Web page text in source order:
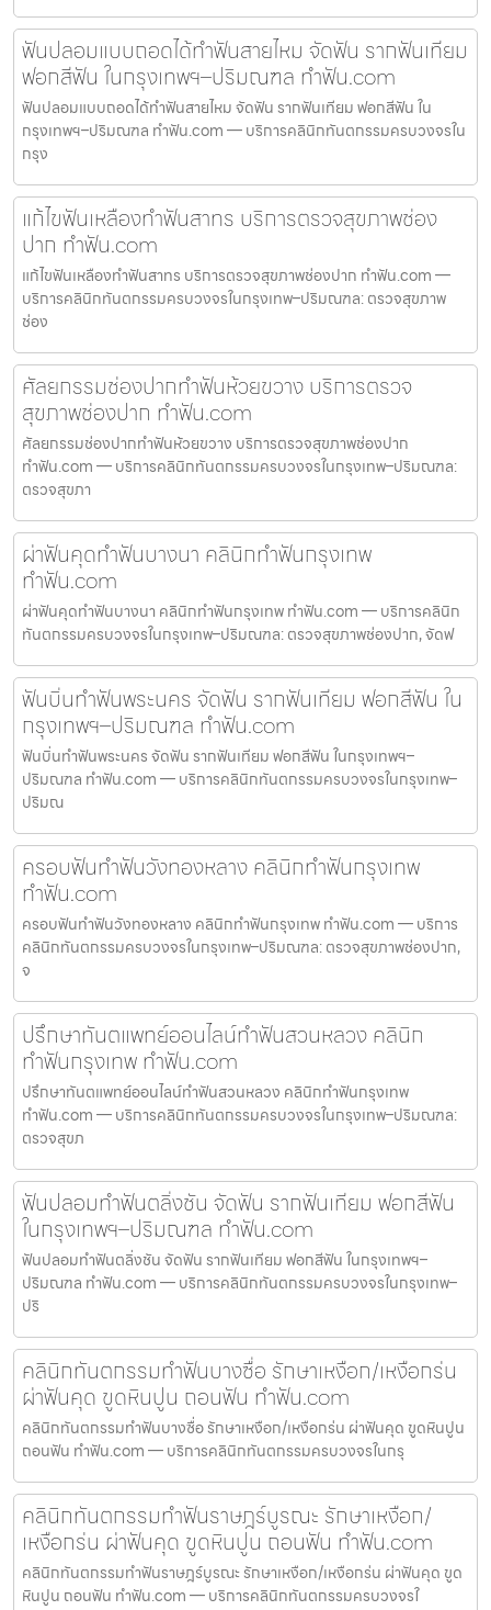
ฟันปลอมแบบถอดได้ทำฟันสายไหม จัดฟัน รากฟันเทียม
ฟอกสีฟัน ในกรุงเทพฯ–ปริมณฑล ทำฟัน.com
ฟันปลอมแบบถอดได้ทำฟันสายไหม จัดฟัน รากฟันเทียม ฟอกสีฟัน ใน
กรุงเทพฯ–ปริมณฑล ทำฟัน.com — บริการคลินิกทันตกรรมครบวงจรใน
กรุง
แก้ไขฟันเหลืองทำฟันสาทร บริการตรวจสุขภาพช่อง
ปาก ทำฟัน.com
แก้ไขฟันเหลืองทำฟันสาทร บริการตรวจสุขภาพช่องปาก ทำฟัน.com —
บริการคลินิกทันตกรรมครบวงจรในกรุงเทพ–ปริมณฑล: ตรวจสุขภาพ
ช่อง
ศัลยกรรมช่องปากทำฟันห้วยขวาง บริการตรวจ
สุขภาพช่องปาก ทำฟัน.com
ศัลยกรรมช่องปากทำฟันห้วยขวาง บริการตรวจสุขภาพช่องปาก
ทำฟัน.com — บริการคลินิกทันตกรรมครบวงจรในกรุงเทพ–ปริมณฑล:
ตรวจสุขภา
ผ่าฟันคุดทำฟันบางนา คลินิกทำฟันกรุงเทพ
ทำฟัน.com
ผ่าฟันคุดทำฟันบางนา คลินิกทำฟันกรุงเทพ ทำฟัน.com — บริการคลินิก
ทันตกรรมครบวงจรในกรุงเทพ–ปริมณฑล: ตรวจสุขภาพช่องปาก, จัดฟ
ฟันบิ่นทำฟันพระนคร จัดฟัน รากฟันเทียม ฟอกสีฟัน ใน
กรุงเทพฯ–ปริมณฑล ทำฟัน.com
ฟันบิ่นทำฟันพระนคร จัดฟัน รากฟันเทียม ฟอกสีฟัน ในกรุงเทพฯ–
ปริมณฑล ทำฟัน.com — บริการคลินิกทันตกรรมครบวงจรในกรุงเทพ–
ปริมณ
ครอบฟันทำฟันวังทองหลาง คลินิกทำฟันกรุงเทพ
ทำฟัน.com
ครอบฟันทำฟันวังทองหลาง คลินิกทำฟันกรุงเทพ ทำฟัน.com — บริการ
คลินิกทันตกรรมครบวงจรในกรุงเทพ–ปริมณฑล: ตรวจสุขภาพช่องปาก,
จ
ปรึกษาทันตแพทย์ออนไลน์ทำฟันสวนหลวง คลินิก
ทำฟันกรุงเทพ ทำฟัน.com
ปรึกษาทันตแพทย์ออนไลน์ทำฟันสวนหลวง คลินิกทำฟันกรุงเทพ
ทำฟัน.com — บริการคลินิกทันตกรรมครบวงจรในกรุงเทพ–ปริมณฑล:
ตรวจสุขภ
ฟันปลอมทำฟันตลิ่งชัน จัดฟัน รากฟันเทียม ฟอกสีฟัน
ในกรุงเทพฯ–ปริมณฑล ทำฟัน.com
ฟันปลอมทำฟันตลิ่งชัน จัดฟัน รากฟันเทียม ฟอกสีฟัน ในกรุงเทพฯ–
ปริมณฑล ทำฟัน.com — บริการคลินิกทันตกรรมครบวงจรในกรุงเทพ–
ปริ
คลินิกทันตกรรมทำฟันบางซื่อ รักษาเหงือก/เหงือกร่น
ผ่าฟันคุด ขูดหินปูน ถอนฟัน ทำฟัน.com
คลินิกทันตกรรมทำฟันบางซื่อ รักษาเหงือก/เหงือกร่น ผ่าฟันคุด ขูดหินปูน
ถอนฟัน ทำฟัน.com — บริการคลินิกทันตกรรมครบวงจรในกรุ
คลินิกทันตกรรมทำฟันราษฎร์บูรณะ รักษาเหงือก/
เหงือกร่น ผ่าฟันคุด ขูดหินปูน ถอนฟัน ทำฟัน.com
คลินิกทันตกรรมทำฟันราษฎร์บูรณะ รักษาเหงือก/เหงือกร่น ผ่าฟันคุด ขูด
หินปูน ถอนฟัน ทำฟัน.com — บริการคลินิกทันตกรรมครบวงจรใ